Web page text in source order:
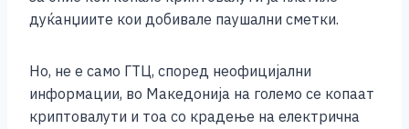
дуќанџиите кои добивале паушални сметки.
Но, не е само ГТЦ, според неофицијални
информации, во Македонија на големо се копаат
криптовалути и тоа со крадење на електрична